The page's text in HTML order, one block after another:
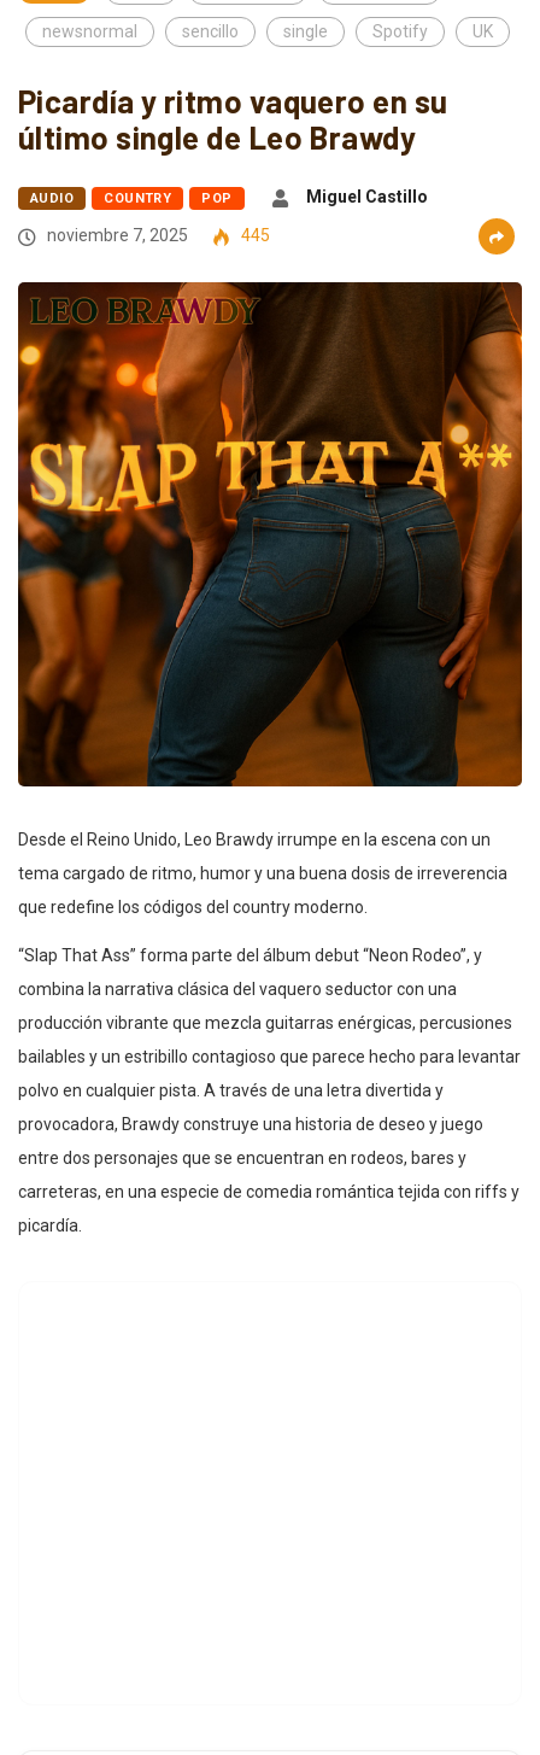
newsnormal sencillo single Spotify UK
Picardía y ritmo vaquero en su
último single de Leo Brawdy
AUDIO COUNTRY POP
Miguel Castillo
noviembre 7, 2025
445
Desde el Reino Unido, Leo Brawdy irrumpe en la escena con un
tema cargado de ritmo, humor y una buena dosis de irreverencia
que redefine los códigos del country moderno.
“Slap That Ass” forma parte del álbum debut “Neon Rodeo”, y
combina la narrativa clásica del vaquero seductor con una
producción vibrante que mezcla guitarras enérgicas, percusiones
bailables y un estribillo contagioso que parece hecho para levantar
polvo en cualquier pista. A través de una letra divertida y
provocadora, Brawdy construye una historia de deseo y juego
entre dos personajes que se encuentran en rodeos, bares y
carreteras, en una especie de comedia romántica tejida con riffs y
picardía.